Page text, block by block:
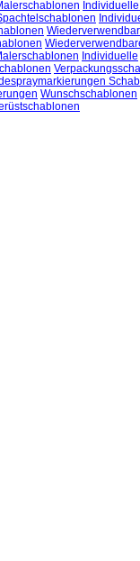
Individuelle
Wunschschablonen